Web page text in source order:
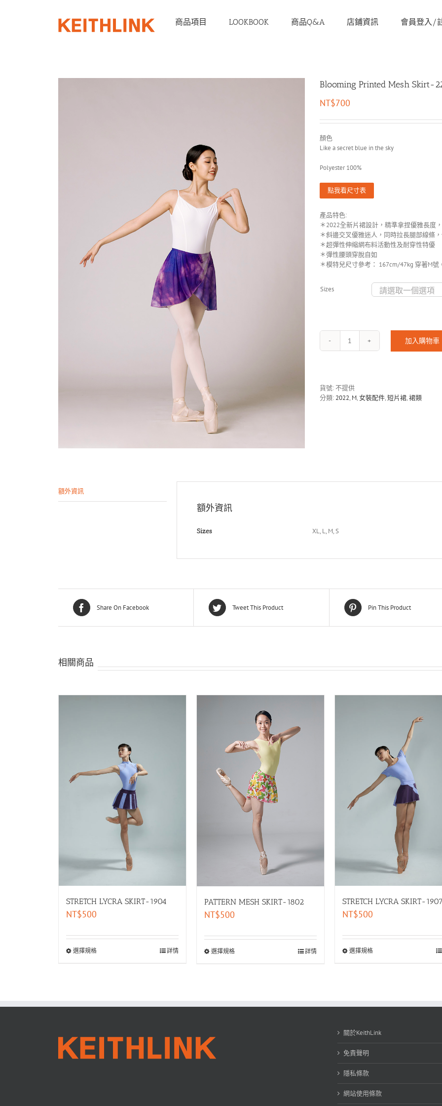
商品項目 LOOKBOOK 商品Q&A 店鋪資訊 會員登入/
Blooming Printed Mesh Skirt-
NT$700
顏色
Like a secret blue in the sky
Polyester 100%
點我看尺寸表
產品特色:
＊2022全新片裙設計，精準拿捏優雅長度
＊斜邊交叉優雅迷人，同時拉長腿部線條
＊超彈性伸縮網布料活動性及耐穿性特優
＊彈性腰頭穿脫自如
＊模特兒尺寸參考： 167cm/47kg 穿著M號
Sizes
Blooming
2204
數
加入購物車
貨號:不提供
分類: 2022, M,女裝配件,短片裙,裙類
額外資訊
額外資訊
Sizes XL, L, M, S
Share On Facebook Tweet This Product Pin This Product
相關商品
STRETCH LYCRA SKIRT-1904
NT$500
選擇規格 詳情
PATTERN MESH SKIRT-1802
NT$500
選擇規格 詳情
STRETCH LYCRA SKIRT-1907
NT$500
選擇規格
關於KeithLink
免責聲明
隱私條款
網站使用條款